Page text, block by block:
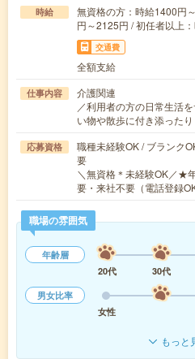
時給
無資格の方：時給1400円
円～2125円 / 初任者以上
交通費
全額支給
仕事内容
介護関連
／利用者の方の日常生活
い物や散歩に付き添った
応募資格
職種未経験OK / ブランク
要
＼無資格＊未経験OK／★
要・来社不要（電話登録
職場の雰囲気
年齢層
20代
30代
男女比率
女性
もっと